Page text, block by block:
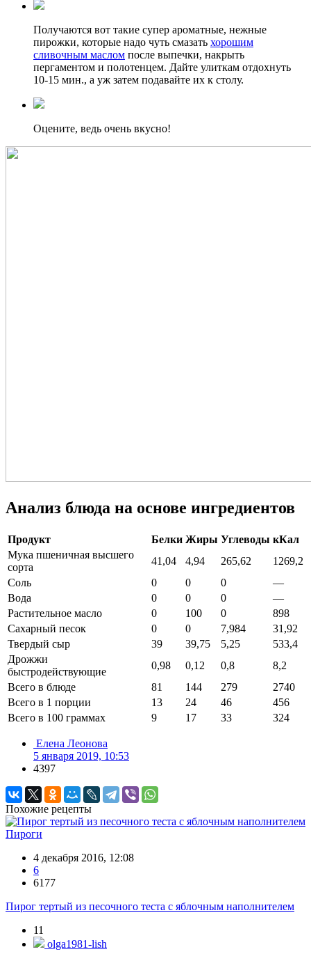
Получаются вот такие супер ароматные, нежные
пирожки, которые надо чуть смазать хорошим
сливочным маслом после выпечки, накрыть
пергаментом и полотенцем. Дайте улиткам отдохнуть
10-15 мин., а уж затем подавайте их к столу.
Оцените, ведь очень вкусно!
Анализ блюда на основе ингредиентов
Продукт Белки Жиры Углеводы кКал
Мука пшеничная высшего
сорта
41,04 4,94 265,62
1269,2
Соль
0 0 0
—
Вода
0 0 0
—
Растительное масло
0 100 0
898
Сахарный песок
0 0 7,984
31,92
Твердый сыр
39 39,75 5,25
533,4
Дрожжи
быстродействующие
0,98 0,12 0,8
8,2
Всего в блюде
81 144 279
2740
Всего в 1 порции
13 24 46
456
Всего в 100 граммах
9 17 33 324
Елена Леонова
5 января 2019, 10:53
4397
Похожие рецепты
Пироги
4 декабря 2016, 12:08
6
6177
Пирог тертый из песочного теста с яблочным наполнителем
11
olga1981-lish